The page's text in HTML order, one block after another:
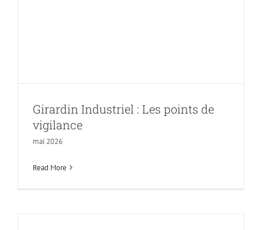
Girardin Industriel : Les points de
vigilance
mai 2026
Read More